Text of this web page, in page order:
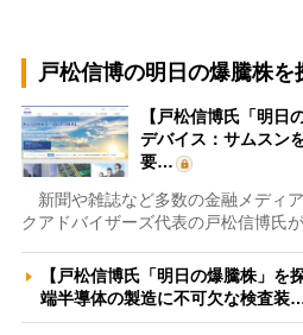
戸松信博の明日の爆騰株を
【戸松信博氏「明日
デバイス：サムスン
要…
新聞や雑誌など多数の金融メディ
クアドバイザーズ代表の戸松信博氏
【戸松信博氏「明日の爆騰株」を
端半導体の製造に不可欠な検査装